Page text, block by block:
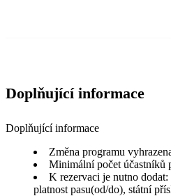
Doplňující informace
Doplňující informace
Změna programu
Minimální počet účastníků
K rezervaci je nutno
platnost pasu(od/do), státní